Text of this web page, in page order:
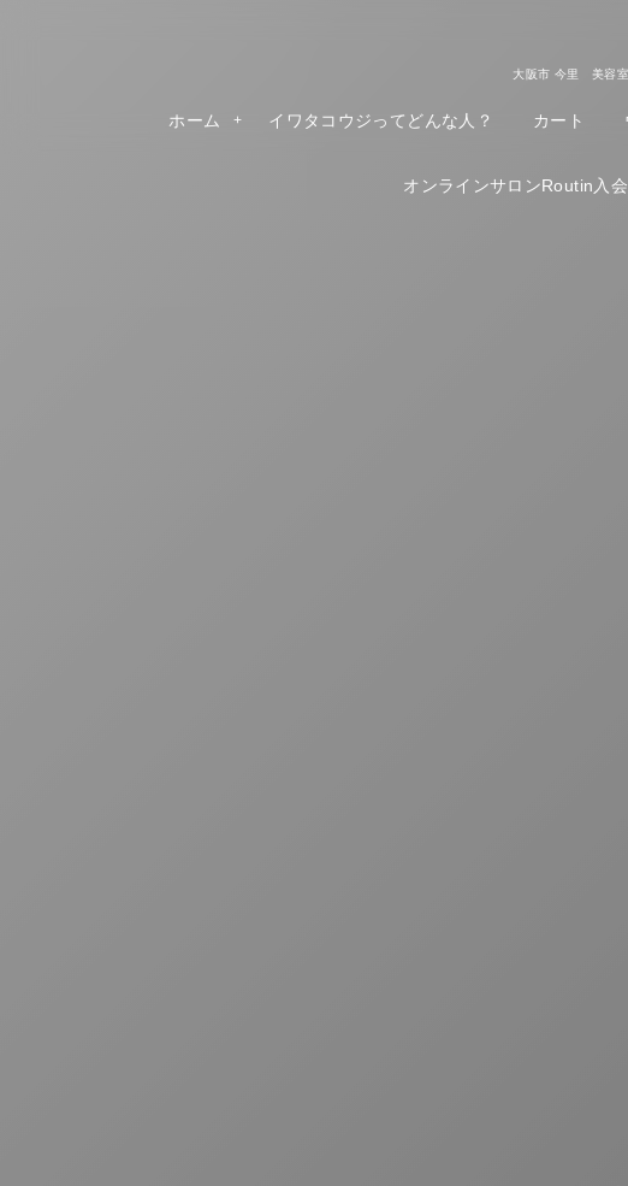
大阪市 今里 美容室
ホーム イワタコウジってどんな人？ カート
オンラインサロンRoutin入会